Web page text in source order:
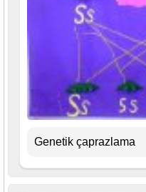
Genetik çaprazlama